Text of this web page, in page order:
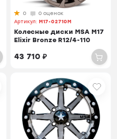
0
0 оценок
Артикул: M17-02710M
Колесные диски MSA M17
Elixir Bronze R12/4-110
43 710₽